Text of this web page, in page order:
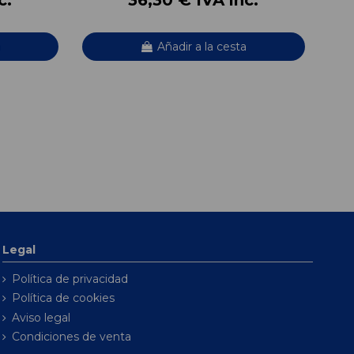
Añadir a la cesta
Legal
Política de privacidad
Política de cookies
Aviso legal
Condiciones de venta